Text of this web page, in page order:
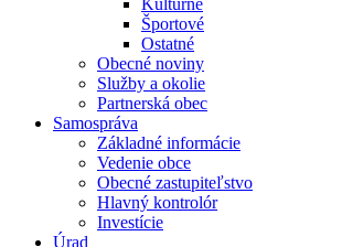
Kultúrne
Športové
Ostatné
Obecné noviny
Služby a okolie
Partnerská obec
Samospráva
Základné informácie
Vedenie obce
Obecné zastupiteľstvo
Hlavný kontrolór
Investície
Úrad